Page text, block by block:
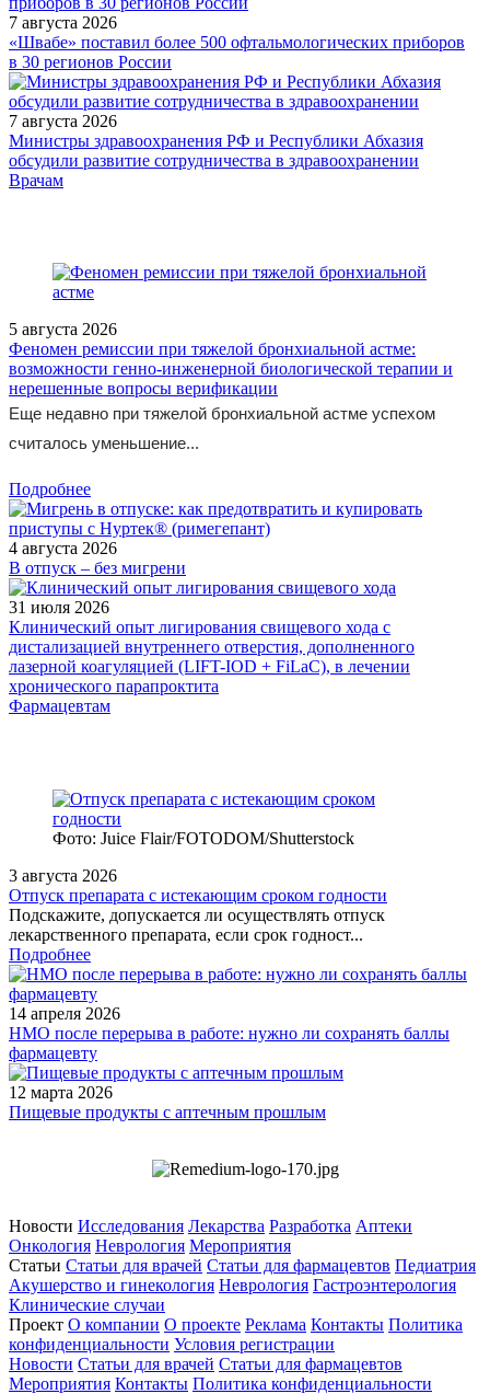
7 августа 2026
«Швабе» поставил более 500 офтальмологических приборов
в 30 регионов России
7 августа 2026
Министры здравоохранения РФ и Республики Абхазия
обсудили развитие сотрудничества в здравоохранении
/doctor/stomatology/obyazatelno-li-udalyat-zuby-mudrosti/
Врачам
5 августа 2026
Феномен ремиссии при тяжелой бронхиальной астме:
возможности генно-инженерной биологической терапии и
нерешенные вопросы верификации
Еще недавно при тяжелой бронхиальной астме успехом
считалось уменьшение...
Подробнее
4 августа 2026
В отпуск – без мигрени
31 июля 2026
Клинический опыт лигирования свищевого хода с
дистализацией внутреннего отверстия, дополненного
лазерной коагуляцией (LIFT-IOD + FiLaC), в лечении
хронического парапроктита
Фармацевтам
Фото: Juice Flair/FOTODOM/Shutterstoсk
3 августа 2026
Отпуск препарата с истекающим сроком годности
Подскажите, допускается ли осуществлять отпуск
лекарственного препарата, если срок годност...
Подробнее
14 апреля 2026
НМО после перерыва в работе: нужно ли сохранять баллы
фармацевту
12 марта 2026
Пищевые продукты с аптечным прошлым
Новости Исследования Лекарства Разработка Аптеки
Онкология Неврология Мероприятия
Статьи Статьи для врачей Статьи для фармацевтов Педиатрия
Акушерство и гинекология Неврология Гастроэнтерология
Клинические случаи
Проект О компании О проекте Реклама Контакты Политика
конфиденциальности Условия регистрации
Новости Статьи для врачей Статьи для фармацевтов
Мероприятия Контакты Политика конфиденциальности